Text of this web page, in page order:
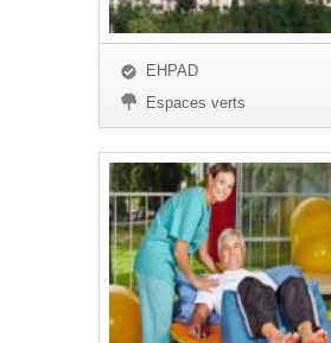
EHPAD
Espaces verts